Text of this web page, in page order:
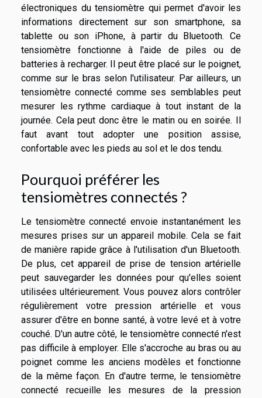
électroniques du tensiomètre qui permet d'avoir les
informations directement sur son smartphone, sa
tablette ou son iPhone, à partir du Bluetooth. Ce
tensiomètre fonctionne à l'aide de piles ou de
batteries à recharger. Il peut être placé sur le poignet,
comme sur le bras selon l'utilisateur. Par ailleurs, un
tensiomètre connecté comme ses semblables peut
mesurer les rythme cardiaque à tout instant de la
journée. Cela peut donc être le matin ou en soirée. Il
faut avant tout adopter une position assise,
confortable avec les pieds au sol et le dos tendu.
Pourquoi préférer les
tensiomètres connectés ?
Le tensiomètre connecté envoie instantanément les
mesures prises sur un appareil mobile. Cela se fait
de manière rapide grâce à l'utilisation d'un Bluetooth.
De plus, cet appareil de prise de tension artérielle
peut sauvegarder les données pour qu'elles soient
utilisées ultérieurement. Vous pouvez alors contrôler
régulièrement votre pression artérielle et vous
assurer d'être en bonne santé, à votre levé et à votre
couché. D'un autre côté, le tensiomètre connecté n'est
pas difficile à employer. Elle s'accroche au bras ou au
poignet comme les anciens modèles et fonctionne
de la même façon. En d'autre terme, le tensiomètre
connecté recueille les mesures de la pression